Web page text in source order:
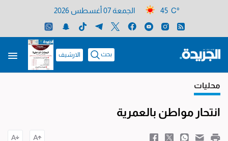
45 C° الجمعة 07 أغسطس 2026
بحث الارشيف
محليات
انتحار مواطن بالعمرية